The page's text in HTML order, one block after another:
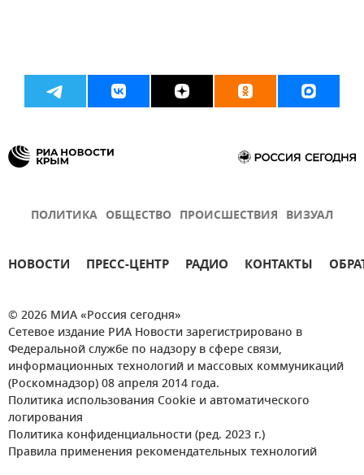
ПОЛИТИКА ОБЩЕСТВО ПРОИСШЕСТВИЯ ВИЗУАЛ
НОВОСТИ ПРЕСС-ЦЕНТР РАДИО КОНТАКТЫ
© 2026 МИА «Россия сегодня»
Сетевое издание РИА Новости зарегистрировано в
Федеральной службе по надзору в сфере связи,
информационных технологий и массовых коммуникаций
(Роскомнадзор) 08 апреля 2014 года.
Политика использования Cookie и автоматического
логирования
Политика конфиденциальности (ред. 2023 г.)
Правила применения рекомендательных технологий